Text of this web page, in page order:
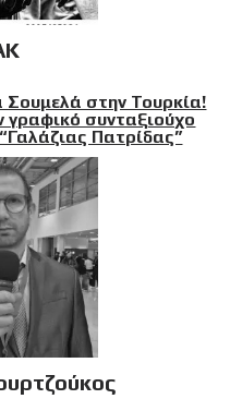
Σουμελά στην Τουρκία!
συνταξιούχο
Πατρίδας”